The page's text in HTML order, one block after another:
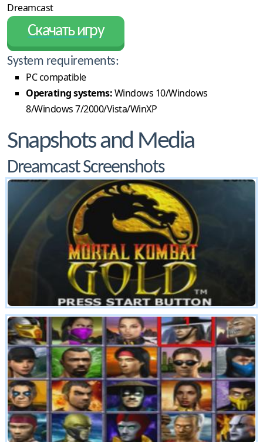
Dreamcast
Скачать игру
System requirements:
PC compatible
Operating systems:Windows 10/Windows
8/Windows 7/2000/Vista/WinXP
Snapshots and Media
Dreamcast Screenshots